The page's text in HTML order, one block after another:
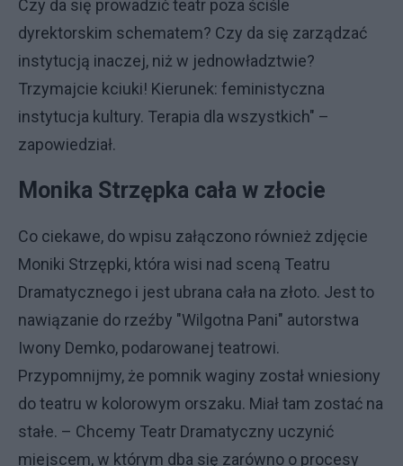
Czy da się prowadzić teatr poza ściśle
dyrektorskim schematem? Czy da się zarządzać
instytucją inaczej, niż w jednowładztwie?
Trzymajcie kciuki! Kierunek: feministyczna
instytucja kultury. Terapia dla wszystkich" –
zapowiedział.
Monika Strzępka cała w złocie
Co ciekawe, do wpisu załączono również zdjęcie
Moniki Strzępki, która wisi nad sceną Teatru
Dramatycznego i jest ubrana cała na złoto. Jest to
nawiązanie do rzeźby "Wilgotna Pani" autorstwa
Iwony Demko, podarowanej teatrowi.
Przypomnijmy, że pomnik waginy został wniesiony
do teatru w kolorowym orszaku. Miał tam zostać na
stałe. – Chcemy Teatr Dramatyczny uczynić
miejscem, w którym dba się zarówno o procesy